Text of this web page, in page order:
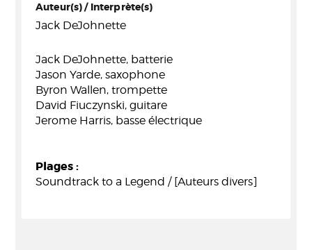
Auteur(s) / Interprète(s)
Jack DeJohnette
Jack DeJohnette, batterie
Jason Yarde, saxophone
Byron Wallen, trompette
David Fiuczynski, guitare
Jerome Harris, basse électrique
Plages :
Soundtrack to a Legend / [Auteurs divers]